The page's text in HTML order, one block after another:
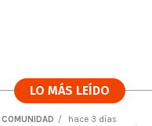
LO MÁS LEÍDO
COMUNIDAD hace 3 días